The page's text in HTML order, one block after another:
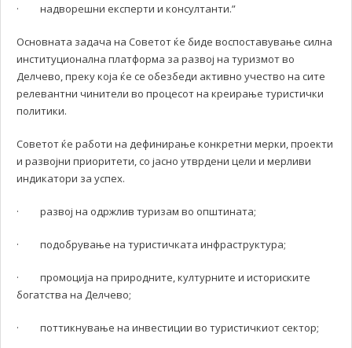
· надворешни експерти и консултанти.”
Основната задача на Советот ќе биде воспоставување силна
институционална платформа за развој на туризмот во
Делчево, преку која ќе се обезбеди активно учество на сите
релевантни чинители во процесот на креирање туристички
политики.
Советот ќе работи на дефинирање конкретни мерки, проекти
и развојни приоритети, со јасно утврдени цели и мерливи
индикатори за успех.
· развој на одржлив туризам во општината;
· подобрување на туристичката инфраструктура;
· промоција на природните, културните и историските
богатства на Делчево;
· поттикнување на инвестиции во туристичкиот сектор;